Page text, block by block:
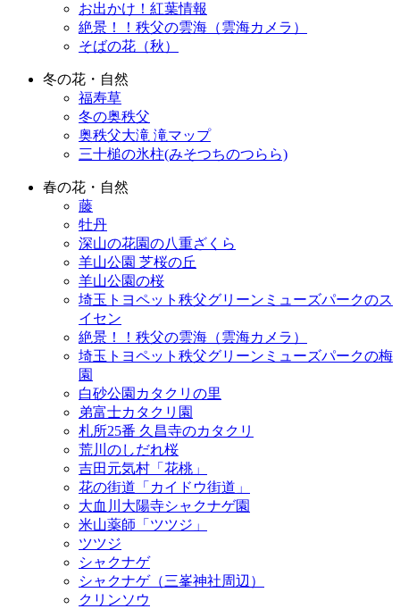
お出かけ！紅葉情報
絶景！！秩父の雲海（雲海カメラ）
そばの花（秋）
冬の花・自然
福寿草
冬の奥秩父
奥秩父大滝 滝マップ
三十槌の氷柱(みそつちのつらら)
春の花・自然
藤
牡丹
深山の花園の八重ざくら
羊山公園 芝桜の丘
羊山公園の桜
埼玉トヨペット秩父グリーンミューズパークのス
イセン
絶景！！秩父の雲海（雲海カメラ）
埼玉トヨペット秩父グリーンミューズパークの梅
園
白砂公園カタクリの里
弟富士カタクリ園
札所25番 久昌寺のカタクリ
荒川のしだれ桜
吉田元気村「花桃」
花の街道「カイドウ街道」
大血川大陽寺シャクナゲ園
米山薬師「ツツジ」
ツツジ
シャクナゲ
シャクナゲ（三峯神社周辺）
クリンソウ